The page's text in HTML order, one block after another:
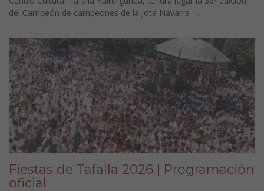
del Campeón de campeones de la Jota Navarra - ...
Fiestas de Tafalla 2026 | Programación
oficial